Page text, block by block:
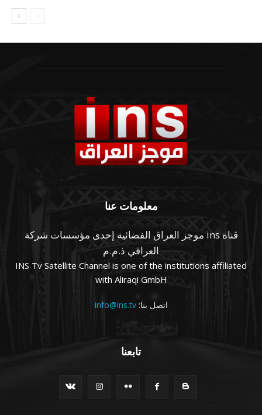
معلومات عنا
قناة ins موجز العراق الفضائية إحدى مؤسسات شركة
العراقي ذ.م.م
INS Tv Satellite Channel is one of the institutions affiliated
with Aliraqi GmbH
اتصل بنا:info@ins.tv
تابعنا